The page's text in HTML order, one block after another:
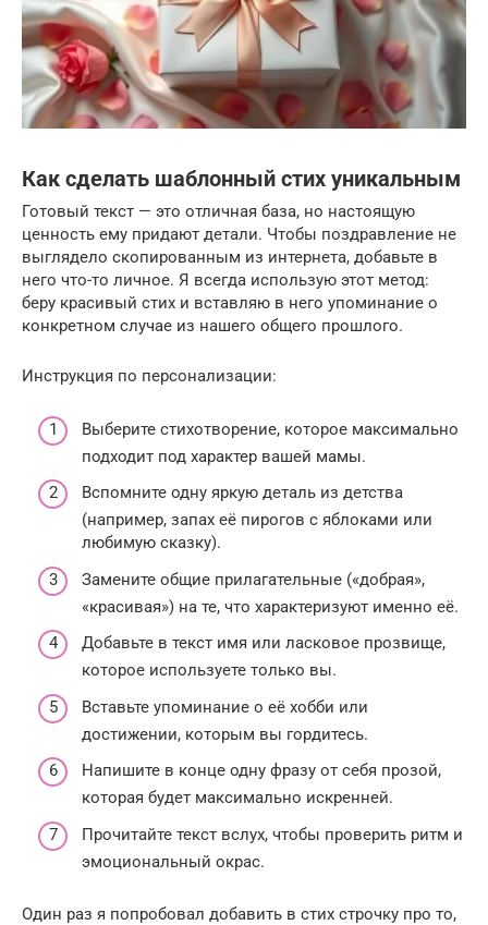
Как сделать шаблонный стих уникальным
Готовый текст — это отличная база, но настоящую
ценность ему придают детали. Чтобы поздравление не
выглядело скопированным из интернета, добавьте в
него что-то личное. Я всегда использую этот метод:
беру красивый стих и вставляю в него упоминание о
конкретном случае из нашего общего прошлого.
Инструкция по персонализации:
Выберите стихотворение, которое максимально
подходит под характер вашей мамы.
Вспомните одну яркую деталь из детства
(например, запах её пирогов с яблоками или
любимую сказку).
Замените общие прилагательные («добрая»,
«красивая») на те, что характеризуют именно её.
Добавьте в текст имя или ласковое прозвище,
которое используете только вы.
Вставьте упоминание о её хобби или
достижении, которым вы гордитесь.
Напишите в конце одну фразу от себя прозой,
которая будет максимально искренней.
Прочитайте текст вслух, чтобы проверить ритм и
эмоциональный окрас.
Один раз я попробовал добавить в стих строчку про то,